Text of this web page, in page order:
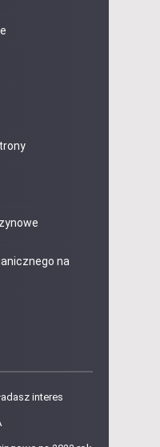
na
interes